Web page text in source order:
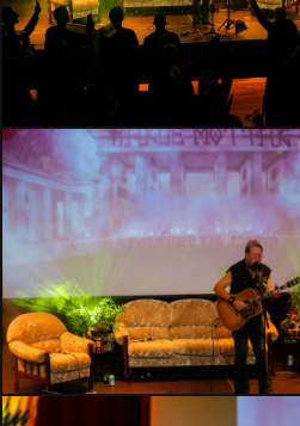
HMLH24-
2851
HMLH24-